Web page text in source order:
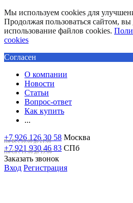
Мы используем cookies для
Продолжая пользоваться сайтом, вы
использование файлов cookies.
cookies
Согласен
О компании
Новости
Статьи
Вопрос-ответ
Как купить
...
+7 926 126 30 58 Москва
Пн-Вс с 10:00 до 21:00
+7 921 930 46 83 СПб
Пн-Сб c 11:00 до 19:00
Заказать звонок
Вход Регистрация